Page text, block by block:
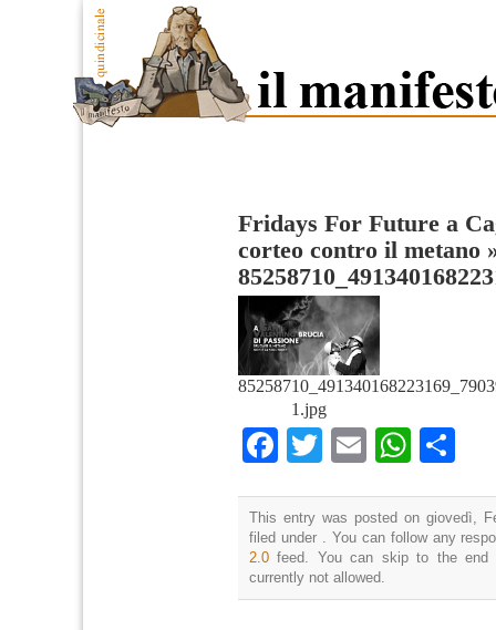
Fridays For Future a
corteo contro il metano
1.jpg
Facebook
TwitterEmail
This entry was posted on giovedì,
filed under . You can follow any
2.0 feed. You can skip to the end
currently not allowed.